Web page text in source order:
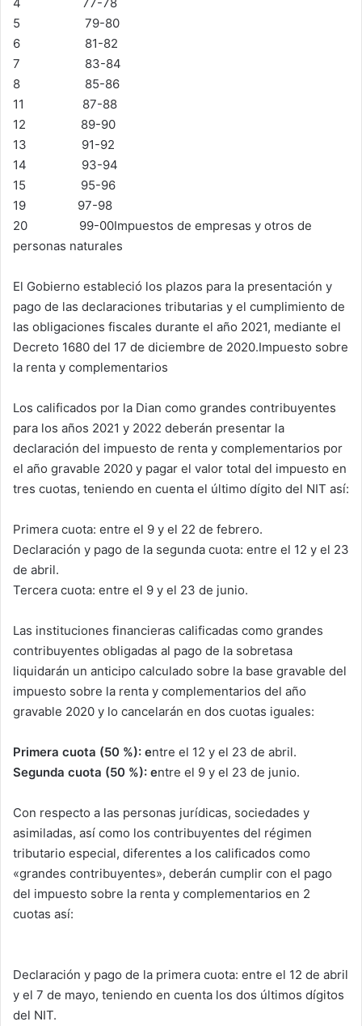
5 79-80
6 81-82
7 83-84
8 85-86
11 87-88
12 89-90
13 91-92
14 93-94
15 95-96
19 97-98
20 99-00Impuestos de empresas y otros de
personas naturales
El Gobierno estableció los plazos para la presentación y
pago de las declaraciones tributarias y el cumplimiento de
las obligaciones fiscales durante el año 2021, mediante el
Decreto 1680 del 17 de diciembre de 2020.Impuesto sobre
la renta y complementarios
Los calificados por la Dian como grandes contribuyentes
para los años 2021 y 2022 deberán presentar la
declaración del impuesto de renta y complementarios por
el año gravable 2020 y pagar el valor total del impuesto en
tres cuotas, teniendo en cuenta el último dígito del NIT así:
Primera cuota: entre el 9 y el 22 de febrero.
Declaración y pago de la segunda cuota: entre el 12 y el 23
de abril.
Tercera cuota: entre el 9 y el 23 de junio.
Las instituciones financieras calificadas como grandes
contribuyentes obligadas al pago de la sobretasa
liquidarán un anticipo calculado sobre la base gravable del
impuesto sobre la renta y complementarios del año
gravable 2020 y lo cancelarán en dos cuotas iguales:
Primera cuota (50 %): entre el 12 y el 23 de abril.
Segunda cuota (50 %): entre el 9 y el 23 de junio.
Con respecto a las personas jurídicas, sociedades y
asimiladas, así como los contribuyentes del régimen
tributario especial, diferentes a los calificados como
«grandes contribuyentes», deberán cumplir con el pago
del impuesto sobre la renta y complementarios en 2
cuotas así:
Declaración y pago de la primera cuota: entre el 12 de abril
y el 7 de mayo, teniendo en cuenta los dos últimos dígitos
del NIT.